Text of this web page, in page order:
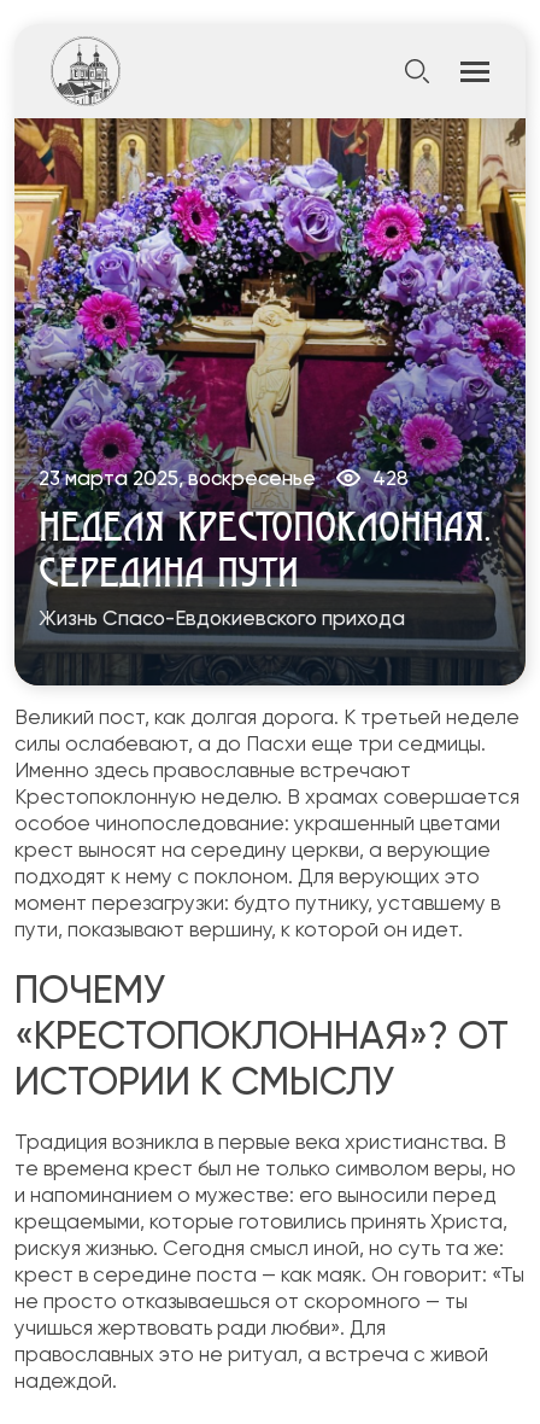
23 марта 2025, воскресенье 428
НЕДЕЛЯ КРЕСТОПОКЛОННАЯ.
СЕРЕДИНА ПУТИ
Жизнь Спасо-Евдокиевского прихода
Великий пост, как долгая дорога. К третьей неделе
силы ослабевают, а до Пасхи еще три седмицы.
Именно здесь православные встречают
Крестопоклонную неделю. В храмах совершается
особое чинопоследование: украшенный цветами
крест выносят на середину церкви, а верующие
подходят к нему с поклоном. Для верующих это
момент перезагрузки: будто путнику, уставшему в
пути, показывают вершину, к которой он идет.
ПОЧЕМУ
«КРЕСТОПОКЛОННАЯ»? ОТ
ИСТОРИИ К СМЫСЛУ
Традиция возникла в первые века христианства. В
те времена крест был не только символом веры, но
и напоминанием о мужестве: его выносили перед
крещаемыми, которые готовились принять Христа,
рискуя жизнью. Сегодня смысл иной, но суть та же:
крест в середине поста — как маяк. Он говорит: «Ты
не просто отказываешься от скоромного — ты
учишься жертвовать ради любви». Для
православных это не ритуал, а встреча с живой
надеждой.